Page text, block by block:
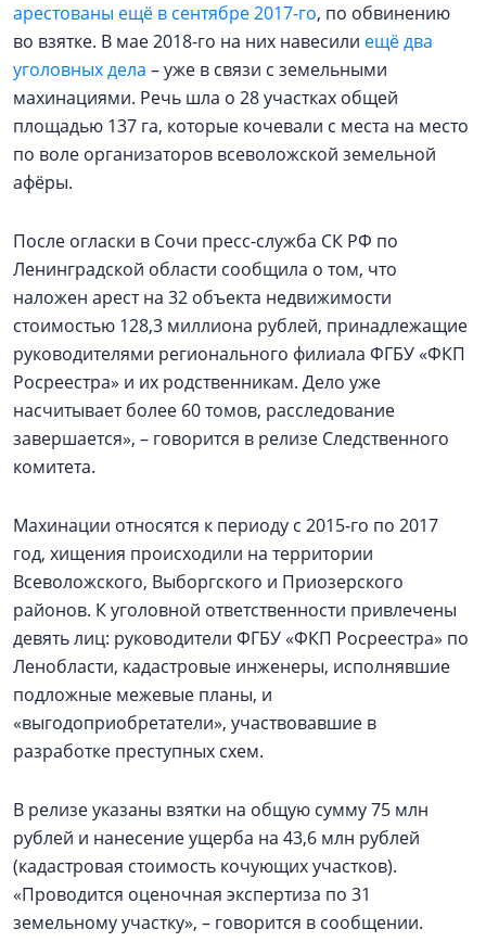
арестованы ещё в сентябре 2017-го, по обвинению
во взятке. В мае 2018-го на них навесили ещё два
уголовных дела – уже в связи с земельными
махинациями. Речь шла о 28 участках общей
площадью 137 га, которые кочевали с места на место
по воле организаторов всеволожской земельной
афёры.
После огласки в Сочи пресс-служба СК РФ по
Ленинградской области сообщила о том, что
наложен арест на 32 объекта недвижимости
стоимостью 128,3 миллиона рублей, принадлежащие
руководителями регионального филиала ФГБУ «ФКП
Росреестра» и их родственникам. Дело уже
насчитывает более 60 томов, расследование
завершается», – говорится в релизе Следственного
комитета.
Махинации относятся к периоду с 2015-го по 2017
год, хищения происходили на территории
Всеволожского, Выборгского и Приозерского
районов. К уголовной ответственности привлечены
девять лиц: руководители ФГБУ «ФКП Росреестра» по
Ленобласти, кадастровые инженеры, исполнявшие
подложные межевые планы, и
«выгодоприобретатели», участвовавшие в
разработке преступных схем.
В релизе указаны взятки на общую сумму 75 млн
рублей и нанесение ущерба на 43,6 млн рублей
(кадастровая стоимость кочующих участков).
«Проводится оценочная экспертиза по 31
земельному участку», – говорится в сообщении.